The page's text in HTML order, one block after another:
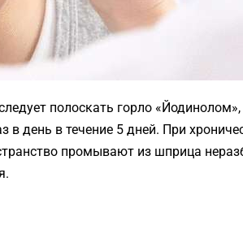
полоскать горло
в день в течение 5 дней. При
промывают из шприца